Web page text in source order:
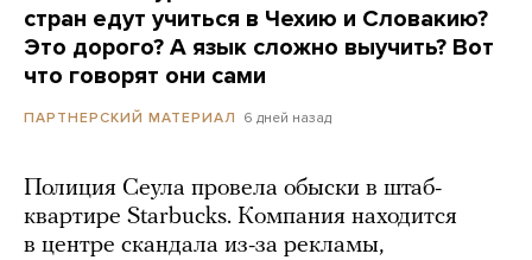
стран едут учиться в Чехию и Словакию?
Это дорого? А язык сложно выучить? Вот
что говорят они сами
ПАРТНЕРСКИЙ МАТЕРИАЛ 6 дней назад
Полиция Сеула провела обыски в штаб-
квартире Starbucks. Компания находится
в центре скандала из-за рекламы,